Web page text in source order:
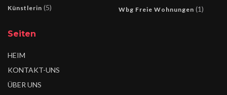
Künstlerin (5) Wbg Freie Wohnungen (1)
Seiten
HEIM
KONTAKT-UNS
ÜBER UNS